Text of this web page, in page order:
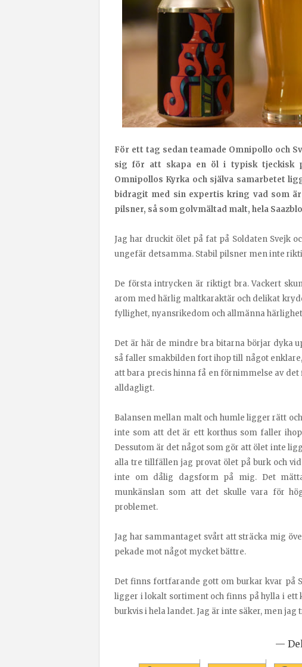
För ett tag sedan teamade Omnipollo och
sig för att skapa en öl i typisk tjeckisk
Omnipollos Kyrka och själva samarbetet
bidragit med sin expertis kring vad som
pilsner, så som golvmältad malt, hela
Jag har druckit ölet på fat på Soldaten Svejk
ungefär detsamma. Stabil pilsner men inte
De första intrycken är riktigt bra. Vackert
arom med härlig maltkaraktär och delikat
fyllighet, nyansrikedom och allmänna
Det är här de mindre bra bitarna börjar dyka
så faller smakbilden fort ihop till något
att bara precis hinna få en förnimmelse av
alldagligt.
Balansen mellan malt och humle ligger rätt
inte som att det är ett korthus som faller
Dessutom är det något som gör att ölet inte
alla tre tillfällen jag provat ölet på burk och
inte om dålig dagsform på mig. Det
munkänslan som att det skulle vara för
problemet.
Jag har sammantaget svårt att sträcka mig
pekade mot något mycket bättre.
Det finns fortfarande gott om burkar kvar på
ligger i lokalt sortiment och finns på hylla i ett
burkvis i hela landet. Jag är inte säker, men
—